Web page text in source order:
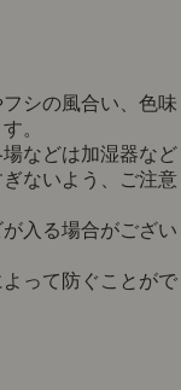
シの風合い、色味
。
などは加湿器など
ないよう、ご注意
入る場合がござい
って防ぐことがで